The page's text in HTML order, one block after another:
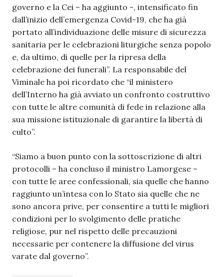
governo e la Cei – ha aggiunto -, intensificato fin
dall’inizio dell’emergenza Covid-19, che ha già
portato all’individuazione delle misure di sicurezza
sanitaria per le celebrazioni liturgiche senza popolo
e, da ultimo, di quelle per la ripresa della
celebrazione dei funerali”. La responsabile del
Viminale ha poi ricordato che “il ministero
dell’Interno ha già avviato un confronto costruttivo
con tutte le altre comunità di fede in relazione alla
sua missione istituzionale di garantire la libertà di
culto”.
“Siamo a buon punto con la sottoscrizione di altri
protocolli – ha concluso il ministro Lamorgese –
con tutte le aree confessionali, sia quelle che hanno
raggiunto un’intesa con lo Stato sia quelle che ne
sono ancora prive, per consentire a tutti le migliori
condizioni per lo svolgimento delle pratiche
religiose, pur nel rispetto delle precauzioni
necessarie per contenere la diffusione del virus
varate dal governo”.